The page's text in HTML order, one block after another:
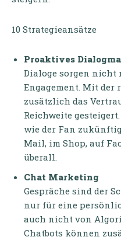
10 Strategieansätze
Proaktives
Dialoge sorgen nicht
Engagement. Mit
zusätzlich das
Reichweite
wie der Fan
Mail, im Shop, auf
überall.
Chat Marketing
Gespräche sind der
nur für eine
auch nicht von
Chatbots können